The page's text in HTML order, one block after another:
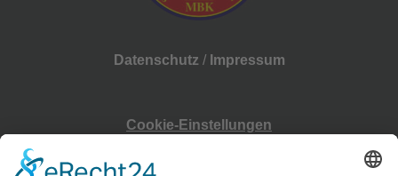
Datenschutz / Impressum
Cookie-Einstellungen